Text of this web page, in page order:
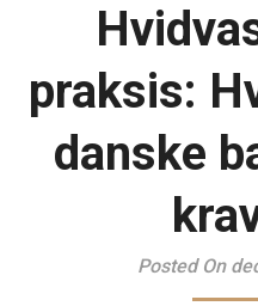
praksis:
danske
Posted On